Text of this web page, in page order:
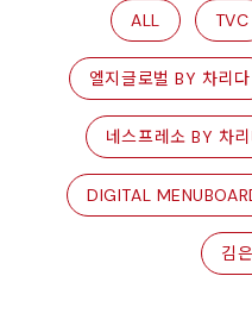
ALL TVC
엘지글로벌 BY 차리다
네스프레소 BY 차
DIGITAL
김